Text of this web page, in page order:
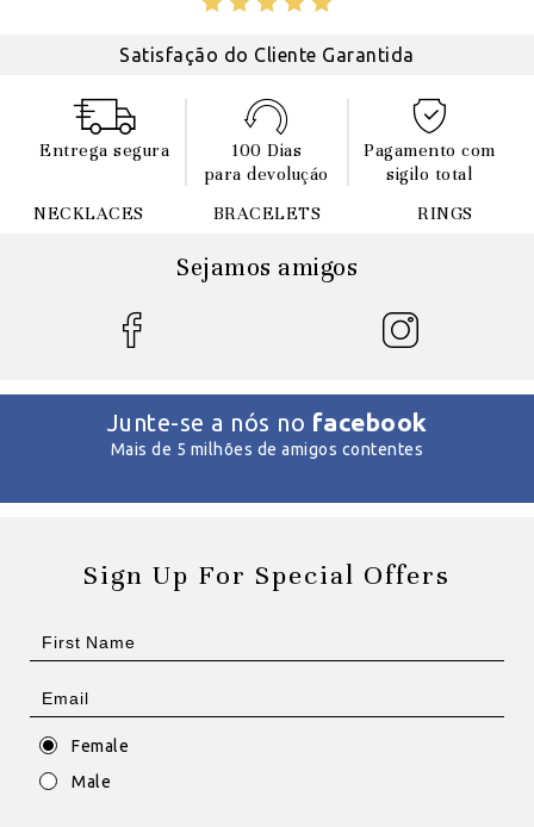
Satisfação do Cliente Garantida
Entrega segura
100 Dias
para devoluçáo
Pagamento com
sigilo total
NECKLACES
BRACELETS RINGS
Sejamos amigos
Junte-se a nós no facebook
Mais de 5 milhões de amigos contentes
Sign Up For Special Offers
Female
Male